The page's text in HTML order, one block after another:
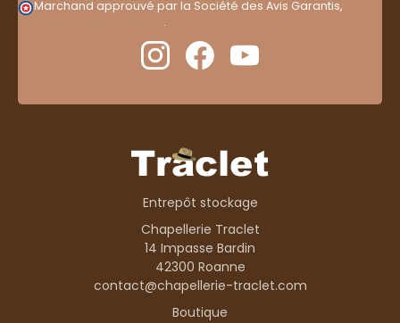
Marchand approuvé par la Société des Avis Garantis,
.
Entrepôt stockage
Chapellerie Traclet
14 Impasse Bardin
42300 Roanne
contact@chapellerie-traclet.com
Boutique